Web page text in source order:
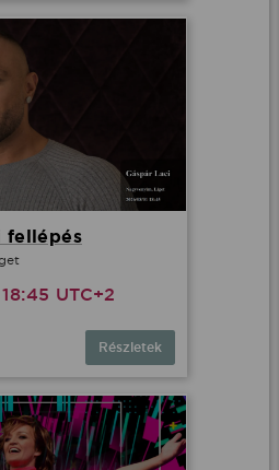
fellépés
UTC+2
Részletek